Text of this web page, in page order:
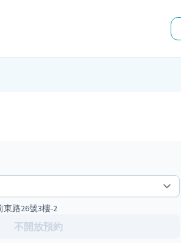
東路26號3樓-2
不開放預約